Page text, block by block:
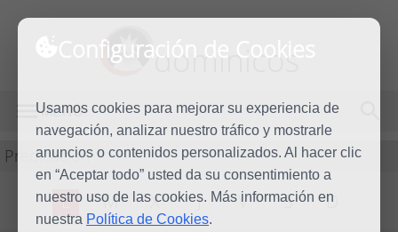
Configuración de Cookies
Usamos cookies para mejorar su experiencia de
navegación, analizar nuestro tráfico y mostrarle
anuncios o contenidos personalizados. Al hacer clic
en “Aceptar todo” usted da su consentimiento a
nuestro uso de las cookies. Más información en
nuestra Política de Cookies.
dominicos
MENÚ
Predicación
L M X J V S D